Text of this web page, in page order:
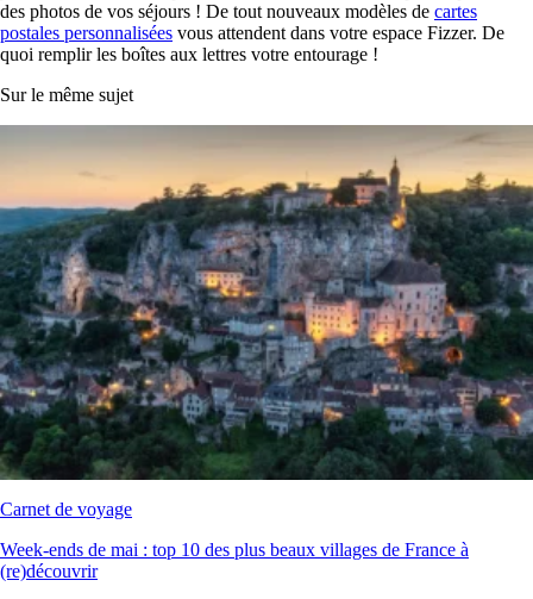
des photos de vos séjours ! De tout nouveaux modèles de cartes
postales personnalisées vous attendent dans votre espace Fizzer. De
quoi remplir les boîtes aux lettres votre entourage !
Sur le même sujet
Carnet de voyage
Week‑ends de mai : top 10 des plus beaux villages de France à
(re)découvrir